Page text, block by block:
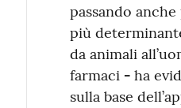
passando
più
da animali
farmaci -ha
sulla base